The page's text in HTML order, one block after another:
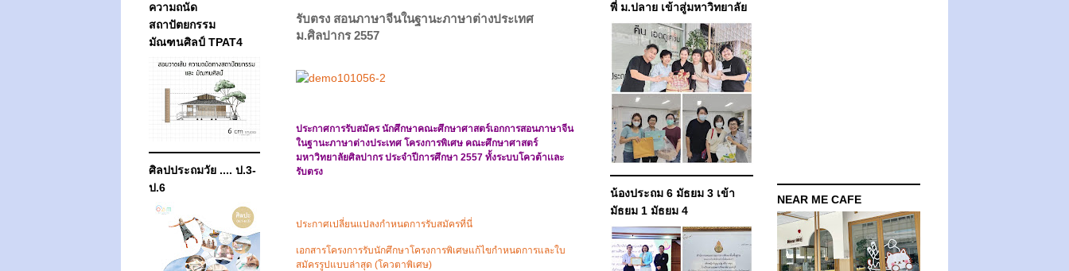
รับตรง สอนภาษาจีนในฐานะภาษาต่างประเทศ
ม.ศิลปากร 2557
ประกาศการรับสมัคร นักศึกษาคณะศึกษาศาสตร์เอกการสอนภาษาจีน
ในฐานะภาษาต่างประเทศ โครงการพิเศษ คณะศึกษาศาสตร์
มหาวิทยาลัยศิลปากร ประจำปีการศึกษา 2557 ทั้งระบบโควต้าเเละ
รับตรง
ประกาศเปลี่ยนแปลงกำหนดการรับสมัครที่นี่
เอกสารโครงการรับนักศึกษาโครงการพิเศษแก้ไขกำหนดการและใบ
สมัครรูปแบบล่าสุด (โควตาพิเศษ)
ความถนัด
สถาปัตยกรรม
มัณฑนศิลป์ TPAT4
ศิลปประถมวัย .... ป.3-
ป.6
พี่ ม.ปลาย เข้าสู่มหาวิทยาลัย
น้องประถม 6 มัธยม 3 เข้า
มัธยม 1 มัธยม 4
NEAR ME CAFE